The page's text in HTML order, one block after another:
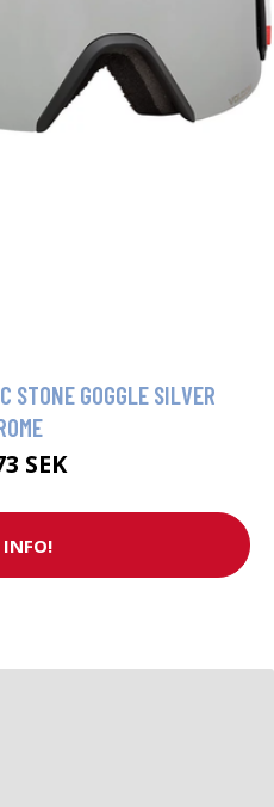
STONE GOGGLE SILVER
SEK
INFO!